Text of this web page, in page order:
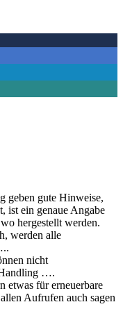
geben gute Hinweise,
ist ein genaue Angabe
hergestellt werden.
werden alle
nicht
….
etwas für erneuerbare
Aufrufen auch sagen